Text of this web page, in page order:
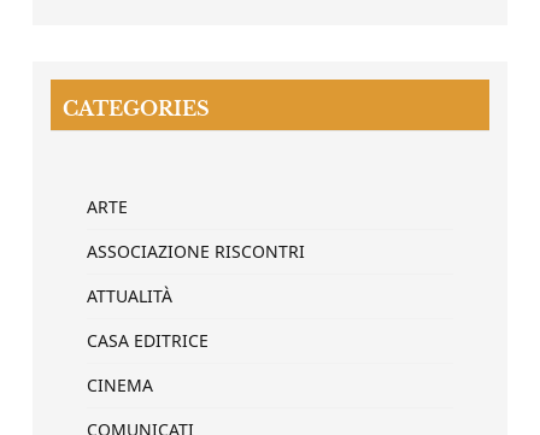
CATEGORIES
ARTE
ASSOCIAZIONE RISCONTRI
ATTUALITÀ
CASA EDITRICE
CINEMA
COMUNICATI